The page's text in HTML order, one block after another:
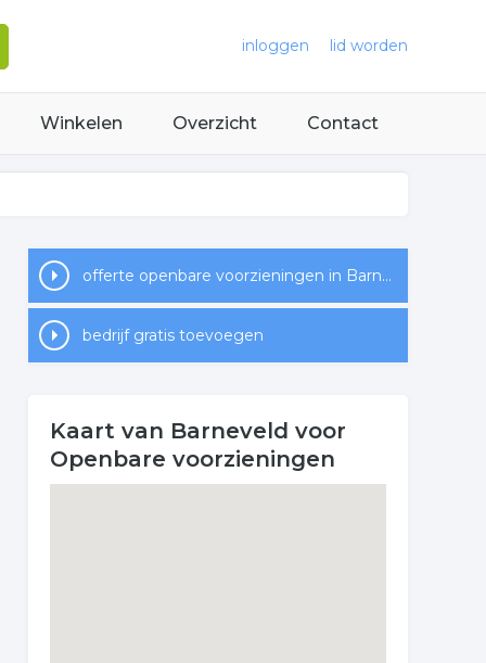
inloggen lid worden
Winkelen Overzicht Contact
offerte openbare voorzieningen in Barneveld
bedrijf gratis toevoegen
Kaart van Barneveld voor
Openbare voorzieningen